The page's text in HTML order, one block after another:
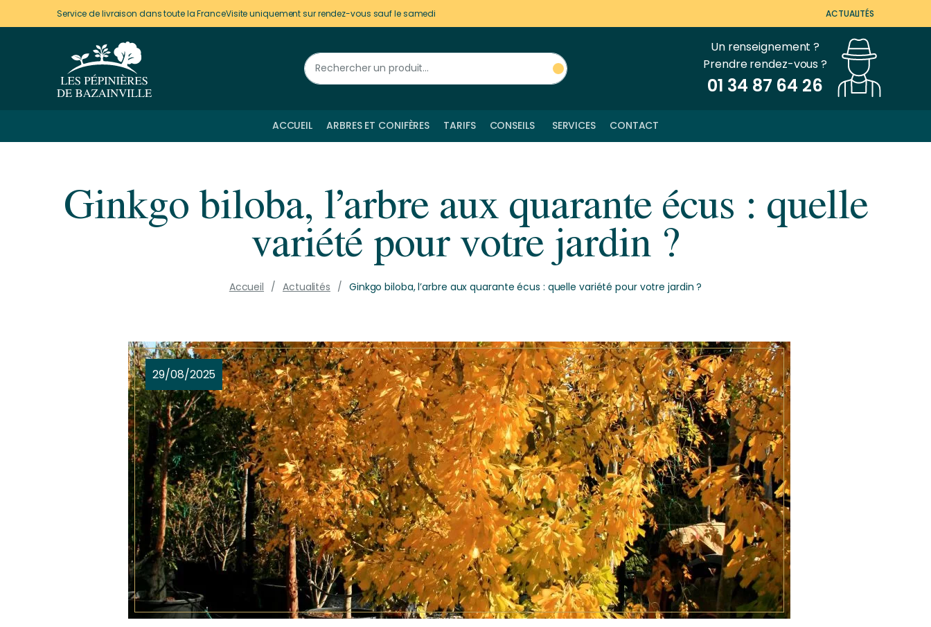
Service de livraison dans toute la FranceVisite uniquement sur rendez-vous sauf le samedi ACTUALITÉS
Un renseignement ?
Prendre rendez-vous ?
01 34 87 64 26
ACCUEIL ARBRES ET CONIFÈRES TARIFS CONSEILS SERVICES CONTACT
Ginkgo biloba, l’arbre aux quarante écus : quelle
variété pour votre jardin ?
Accueil Actualités Ginkgo biloba, l’arbre aux quarante écus : quelle variété pour votre jardin ?
29/08/2025
Panneau de gestion des cookies